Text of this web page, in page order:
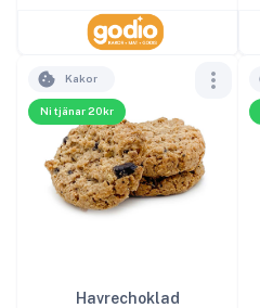
Ni tjänar 20kr
Kakor
Havrechoklad